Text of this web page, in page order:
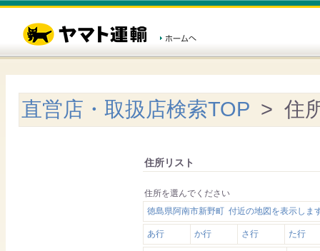
直営店・取扱店検索TOP > 住
住所リスト
住所を選んでください
徳島県阿南市新野町 付近の地図を表示しま
あ行 か行 さ行 た行